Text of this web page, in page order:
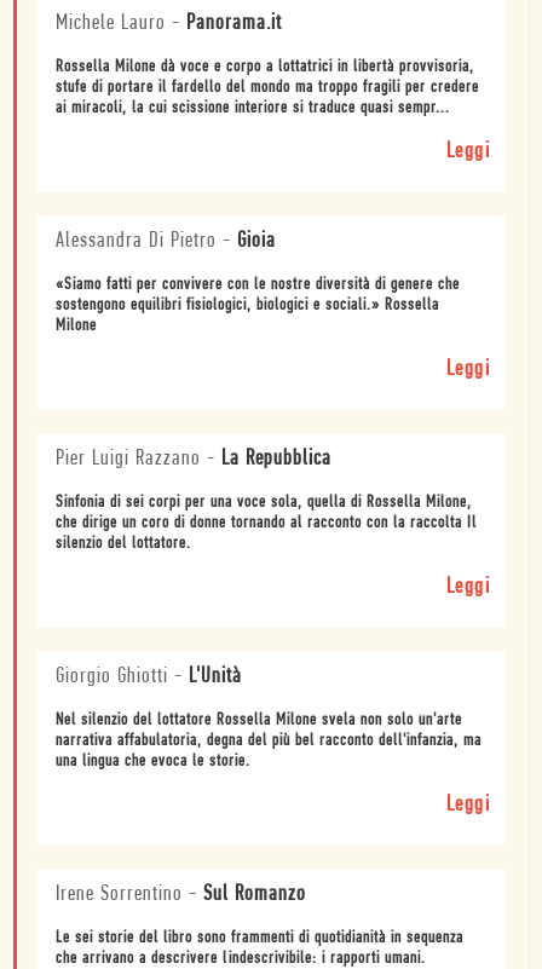
Michele Lauro - Panorama.it
Rossella Milone dà voce e corpo a lottatrici in libertà provvisoria,
stufe di portare il fardello del mondo ma troppo fragili per credere
ai miracoli, la cui scissione interiore si traduce quasi sempr...
Leggi
Alessandra Di Pietro - Gioia
«Siamo fatti per convivere con le nostre diversità di genere che
sostengono equilibri fisiologici, biologici e sociali.» Rossella
Milone
Leggi
Pier Luigi Razzano - La Repubblica
Sinfonia di sei corpi per una voce sola, quella di Rossella Milone,
che dirige un coro di donne tornando al racconto con la raccolta Il
silenzio del lottatore.
Leggi
Giorgio Ghiotti - L'Unità
Nel silenzio del lottatore Rossella Milone svela non solo un'arte
narrativa affabulatoria, degna del più bel racconto dell'infanzia, ma
una lingua che evoca le storie.
Leggi
Irene Sorrentino - Sul Romanzo
Le sei storie del libro sono frammenti di quotidianità in sequenza
che arrivano a descrivere lindescrivibile: i rapporti umani.